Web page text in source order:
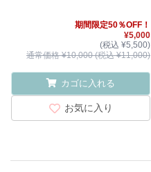
期間限定50％OFF！
¥5,000
(税込 ¥5,500)
通常価格 ¥10,000 (税込 ¥11,000)
カゴに入れる
お気に入り